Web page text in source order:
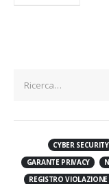
CYBER SECURITY
GARANTE PRIVACY
REGISTRO